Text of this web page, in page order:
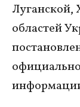
Луганской,
областей